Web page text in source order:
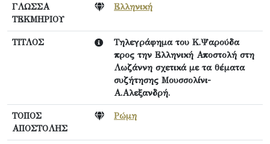
ΓΛΩΣΣΑ
ΤΕΚΜΗΡΙΟΥ
Ελληνική
ΤΙΤΛΟΣ
Τηλεγράφημα του Κ.Ψαρούδα
προς την Ελληνική Αποστολή στη
Λωζάννη σχετικά με τα θέματα
συζήτησης Μουσσολίνι-
Α.Αλεξανδρή.
ΤΟΠΟΣ
ΑΠΟΣΤΟΛΗΣ
Ρώμη